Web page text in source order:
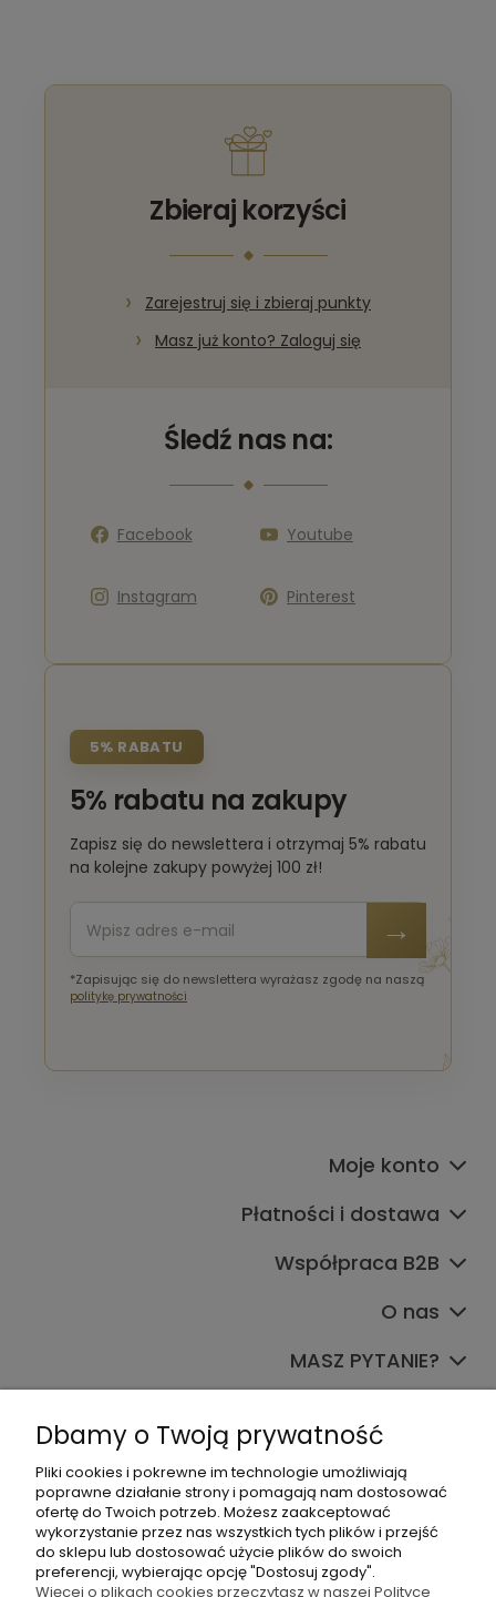
Zbieraj korzyści
Zarejestruj się i zbieraj punkty
Masz już konto? Zaloguj się
Śledź nas na:
Facebook Youtube
Instagram Pinterest
5% RABATU
5% rabatu na zakupy
Zapisz się do newslettera i otrzymaj 5% rabatu
na kolejne zakupy powyżej 100 zł!
*Zapisując się do newslettera wyrażasz zgodę na naszą
politykę prywatności
Moje konto
Płatności i dostawa
Współpraca B2B
O nas
MASZ PYTANIE?
+48 570 367 989
Dbamy o Twoją prywatność
Pliki cookies i pokrewne im technologie umożliwiają
poprawne działanie strony i pomagają nam dostosować
ofertę do Twoich potrzeb. Możesz zaakceptować
wykorzystanie przez nas wszystkich tych plików i przejść
do sklepu lub dostosować użycie plików do swoich
preferencji, wybierając opcję "Dostosuj zgody".
Więcej o plikach cookies przeczytasz w naszej Polityce